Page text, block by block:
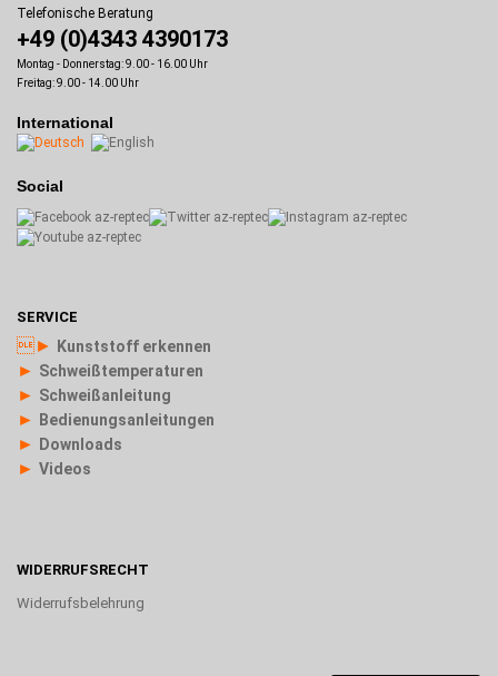
Telefonische Beratung
+49 (0)4343 4390173
Montag - Donnerstag: 9.00 - 16.00 Uhr
Freitag: 9.00 - 14.00 Uhr
International
Social
SERVICE
► Kunststoff erkennen
► Schweißtemperaturen
► Schweißanleitung
► Bedienungsanleitungen
► Downloads
► Videos
WIDERRUFSRECHT
Widerrufsbelehrung